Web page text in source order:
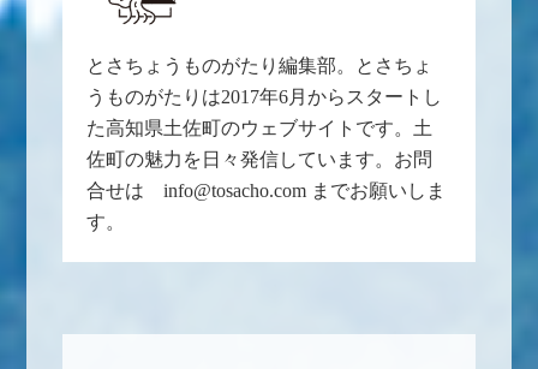
とさちょうものがたり編集部。とさちょ
うものがたりは2017年6月からスタートし
た高知県土佐町のウェブサイトです。土
佐町の魅力を日々発信しています。お問
合せは info@tosacho.com までお願いしま
す。